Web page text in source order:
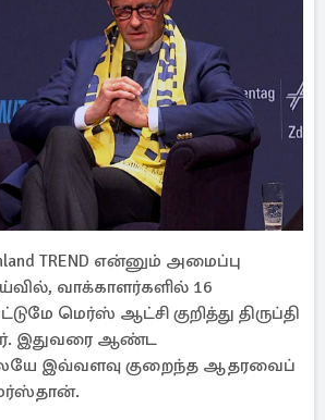
TREND என்னும் அமைப்பு
வாக்காளர்களில் 16
மெர்ஸ் ஆட்சி குறித்து திருப்தி
இதுவரை ஆண்ட
இவ்வளவு குறைந்த ஆதரவைப்